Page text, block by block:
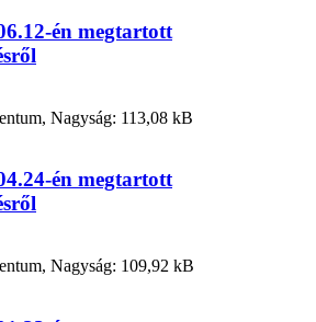
én megtartott
Nagyság: 113,08 kB
én megtartott
Nagyság: 109,92 kB